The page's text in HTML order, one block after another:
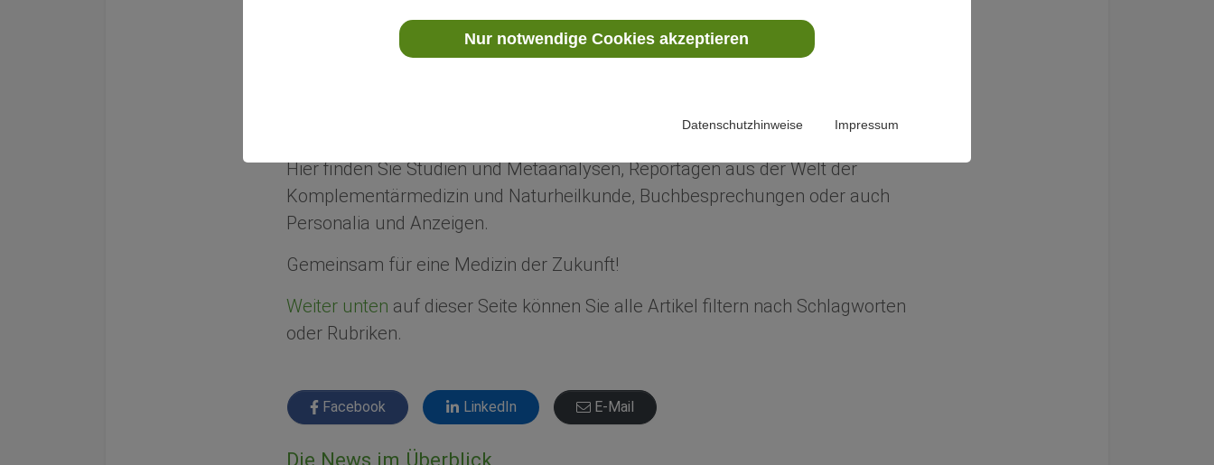
Nur notwendige Cookies akzeptieren
Datenschutzhinweise Impressum
Newsroom Integrative Medizin
Gemeinsam für eine Medizin der Zukunft!
Wir informieren Sie über Neuigkeiten aus Wissenschaft und Forschung zur
Hier finden Sie Studien und Metaanalysen, Reportagen aus der Welt der
Komplementärmedizin und Naturheilkunde, Buchbesprechungen oder auch
Personalia und Anzeigen.
Gemeinsam für eine Medizin der Zukunft!
Weiter unten auf dieser Seite können Sie alle Artikel filtern nach Schlagworten
oder Rubriken.
Facebook LinkedIn E-Mail
Die News im Überblick